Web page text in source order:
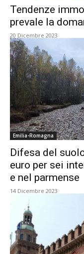
Tendenze
prevale la
20 Dicembre 2023
Emilia-Romagna
Difesa del
euro per sei
e nel parmense
14 Dicembre 2023